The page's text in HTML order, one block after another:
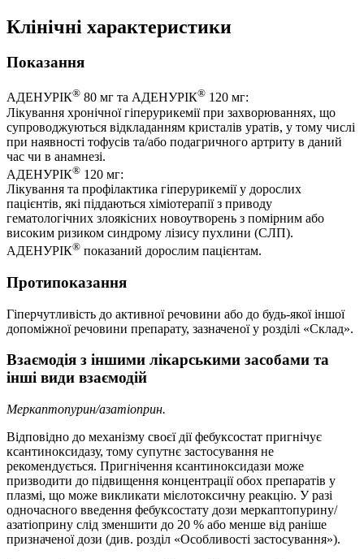
Клінічні характеристики
Показання
АДЕНУРІК® 80 мг та АДЕНУРІК® 120 мг:
Лікування хронічної гіперурикемії при захворюваннях, що
супроводжуються відкладанням кристалів уратів, у тому числі
при наявності тофусів та/або подагричного артриту в даний
час чи в анамнезі.
АДЕНУРІК® 120 мг:
Лікування та профілактика гіперурикемії у дорослих
пацієнтів, які піддаються хіміотерапії з приводу
гематологічних злоякісних новоутворень з помірним або
високим ризиком синдрому лізису пухлини (СЛП).
АДЕНУРІК® показаний дорослим пацієнтам.
Протипоказання
Гіперчутливість до активної речовини або до будь-якої іншої
допоміжної речовини препарату, зазначеної у розділі «Склад».
Взаємодія з іншими лікарськими засобами та
інші види взаємодій
Меркаптопурин/азатіоприн.
Відповідно до механізму своєї дії фебуксостат пригнічує
ксантиноксидазу, тому супутнє застосування не
рекомендується. Пригнічення ксантиноксидази може
призводити до підвищення концентрації обох препаратів у
плазмі, що може викликати мієлотоксичну реакцію. У разі
одночасного введення фебуксостату дози меркаптопурину/
азатіоприну слід зменшити до 20 % або менше від раніше
призначеної дози (див. розділ «Особливості застосування»).